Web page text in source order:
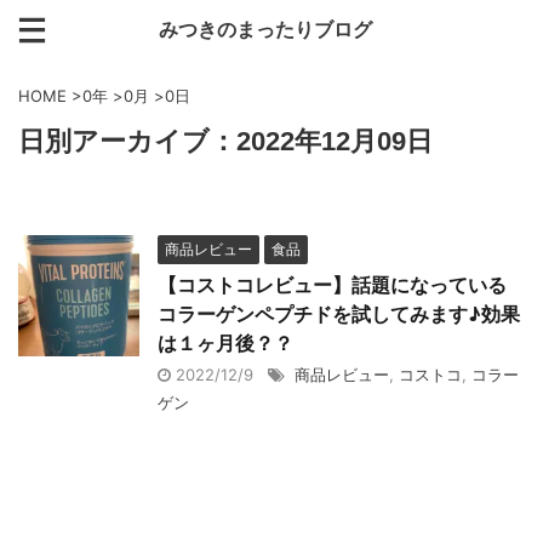
みつきのまったりブログ
HOME >0年 >0月 >0日
日別アーカイブ：2022年12月09日
商品レビュー 食品
【コストコレビュー】話題になっている
コラーゲンペプチドを試してみます♪効果
は１ヶ月後？？
2022/12/9 商品レビュー コストコ
コラー
ゲン